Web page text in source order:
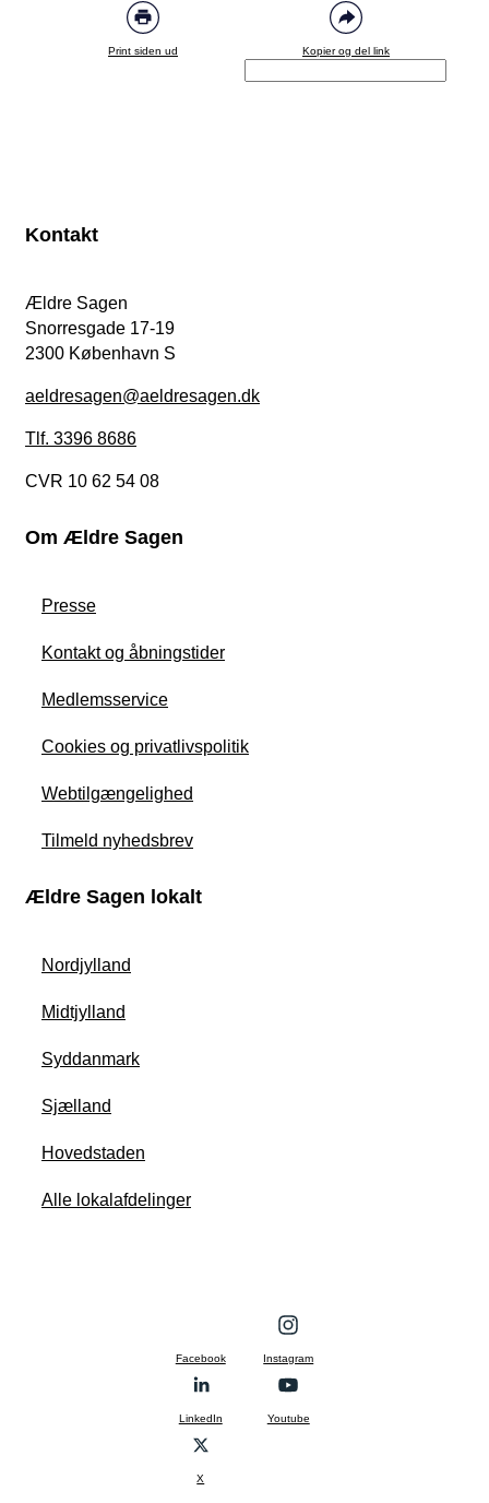
Print siden ud Kopier og del link
Kontakt
Ældre Sagen
Snorresgade 17-19
2300 København S
aeldresagen@aeldresagen.dk
Tlf. 3396 8686
CVR 10 62 54 08
Om Ældre Sagen
Presse
Kontakt og åbningstider
Medlemsservice
Cookies og privatlivspolitik
Webtilgængelighed
Tilmeld nyhedsbrev
Ældre Sagen lokalt
Nordjylland
Midtjylland
Syddanmark
Sjælland
Hovedstaden
Alle lokalafdelinger
Facebook Instagram
LinkedIn Youtube
X